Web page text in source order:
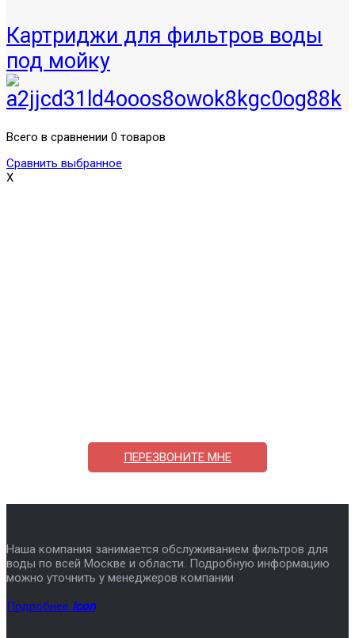
Картриджи для фильтров воды
под мойку
Всего в сравнении 0 товаров
Сравнить выбранное
X
ПЕРЕЗВОНИТЕ МНЕ
Наша компания занимается обслуживанием фильтров для
воды по всей Москве и области. Подробную информацию
можно уточнить у менеджеров компании
Подробнее icon